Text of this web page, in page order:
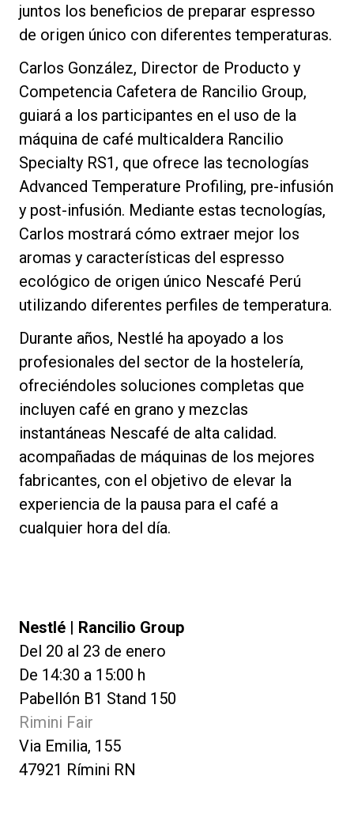
juntos los beneficios de preparar espresso
de origen único con diferentes temperaturas.
Carlos González, Director de Producto y
Competencia Cafetera de Rancilio Group,
guiará a los participantes en el uso de la
máquina de café multicaldera Rancilio
Specialty RS1, que ofrece las tecnologías
Advanced Temperature Profiling, pre-infusión
y post-infusión. Mediante estas tecnologías,
Carlos mostrará cómo extraer mejor los
aromas y características del espresso
ecológico de origen único Nescafé Perú
utilizando diferentes perfiles de temperatura.
Durante años, Nestlé ha apoyado a los
profesionales del sector de la hostelería,
ofreciéndoles soluciones completas que
incluyen café en grano y mezclas
instantáneas Nescafé de alta calidad.
acompañadas de máquinas de los mejores
fabricantes, con el objetivo de elevar la
experiencia de la pausa para el café a
cualquier hora del día.
Nestlé | Rancilio Group
Del 20 al 23 de enero
De 14:30 a 15:00 h
Pabellón B1 Stand 150
Rimini Fair
Via Emilia, 155
47921 Rímini RN
Connect
Contacto
Política de Privacidad